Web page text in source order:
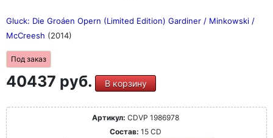
Gluck: Die Groáen Opern (Limited Edition) Gardiner / Minkowski /
McCreesh (2014)
Под заказ
40437 руб. В корзину
Артикул: CDVP 1986978
Состав: 15 CD